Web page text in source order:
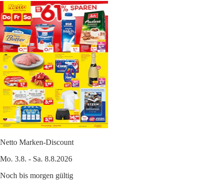
Netto Marken-Discount
Mo. 3.8. - Sa. 8.8.2026
Noch bis morgen gültig